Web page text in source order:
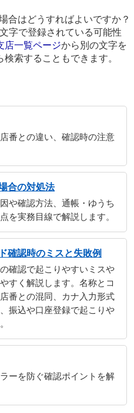
合はどうすればよいですか？
字で登録されている可能性
店一覧ページから別の文字を
検索することもできます。
番との違い、確認時の注意
合の対処法
や確認方法、通帳・ゆうち
を実務目線で解説します。
確認時のミスと失敗例
確認で起こりやすいミスや
すく解説します。名称とコ
番との混同、カナ入力形式
振込や口座登録で起こりや
ーを防ぐ確認ポイントを解